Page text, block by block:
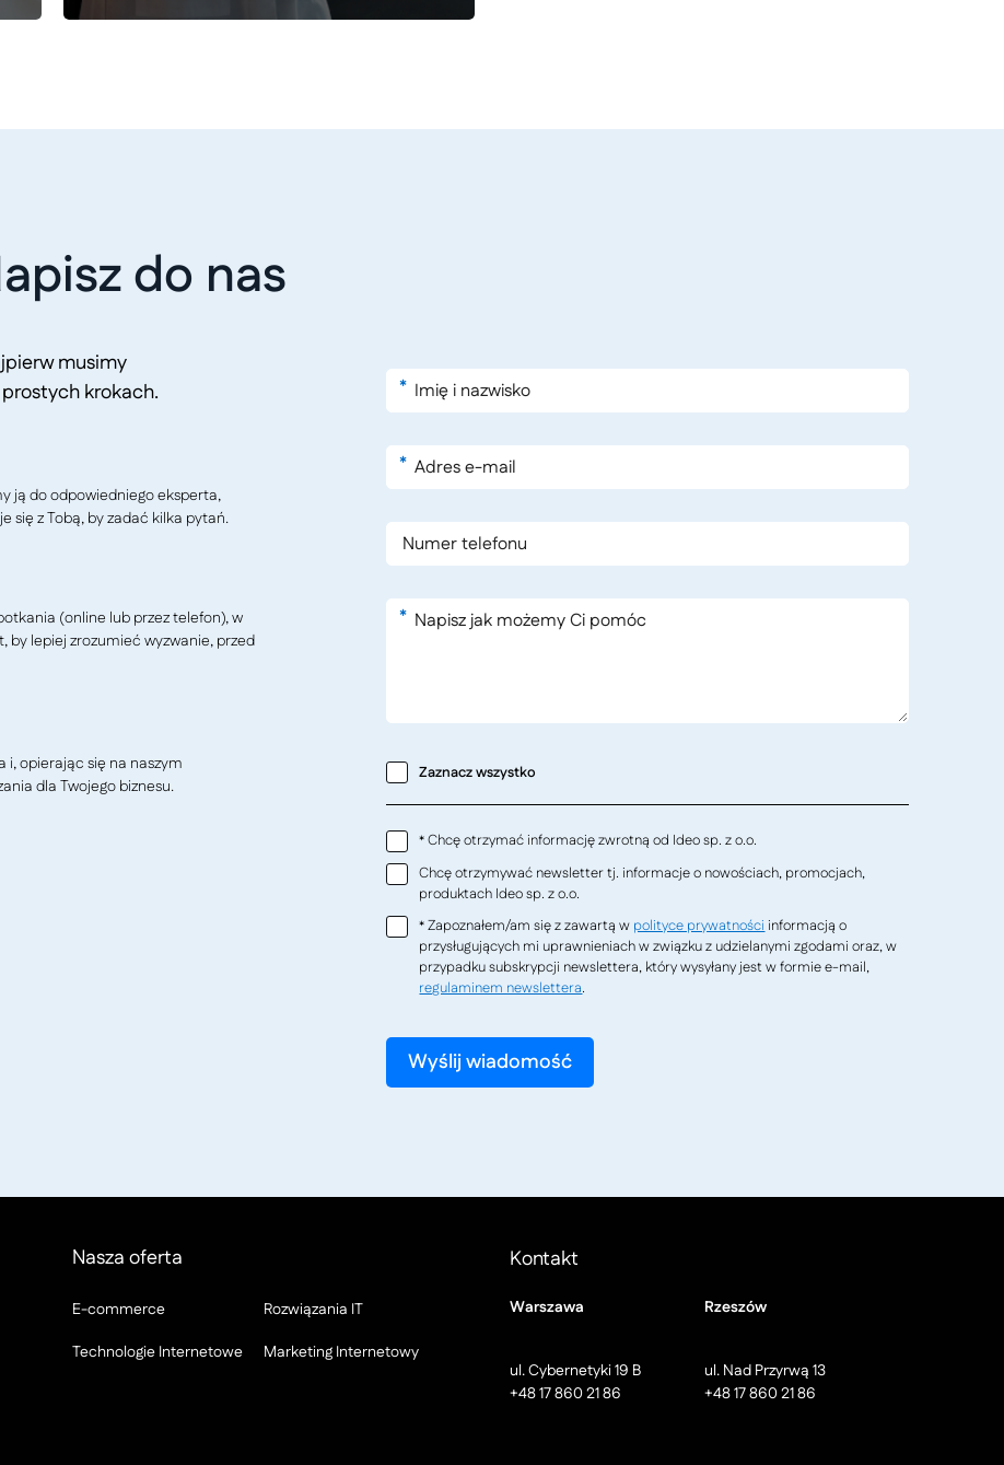
do nas
musimy
krokach.
ją do odpowiedniego eksperta,
się z Tobą, by zadać kilka pytań.
(online lub przez telefon), w
lepiej zrozumieć wyzwanie, przed
opierając się na naszym
dla Twojego biznesu.
*
*
*
Zaznacz wszystko
* Chcę otrzymać informację zwrotną od Ideo sp. z o.o.
Chcę otrzymywać newsletter tj. informacje o nowościach, promocjach,
produktach Ideo sp. z o.o.
* Zapoznałem/am się z zawartą w polityce prywatności informacją o
przysługujących mi uprawnieniach w związku z udzielanymi zgodami oraz, w
przypadku subskrypcji newslettera, który wysyłany jest w formie e-mail,
regulaminem newslettera.
Nasza oferta
E-commerce
Rozwiązania IT
Technologie Internetowe
Marketing Internetowy
Kontakt
Warszawa
ul. Cybernetyki 19 B
+48 17 860 21 86
Rzeszów
ul. Nad Przyrwą 13
+48 17 860 21 86